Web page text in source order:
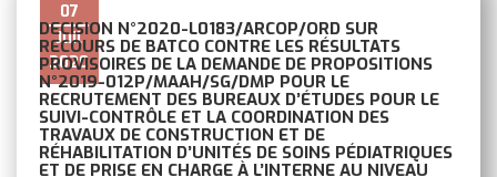
07
Juil
2020
DECISION N°2020-L0183/ARCOP/ORD SUR
RECOURS DE BATCO CONTRE LES RÉSULTATS
PROVISOIRES DE LA DEMANDE DE PROPOSITIONS
N°2019-012P/MAAH/SG/DMP POUR LE
RECRUTEMENT DES BUREAUX D’ÉTUDES POUR LE
SUIVI-CONTRÔLE ET LA COORDINATION DES
TRAVAUX DE CONSTRUCTION ET DE
RÉHABILITATION D’UNITÉS DE SOINS PÉDIATRIQUES
ET DE PRISE EN CHARGE À L’INTERNE AU NIVEAU